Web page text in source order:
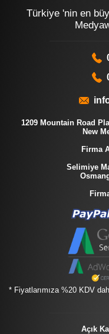
Türkiye 'nin en
1209 Mountain Road
New
Firma
Selimiye
* Fiyatlarımıza %20 KDV
Açık